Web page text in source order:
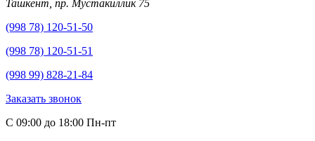
Ташкент, пр. Мустакиллик 75
(998 78) 120-51-50
(998 78) 120-51-51
(998 99) 828-21-84
Заказать звонок
С 09:00 до 18:00 Пн-пт